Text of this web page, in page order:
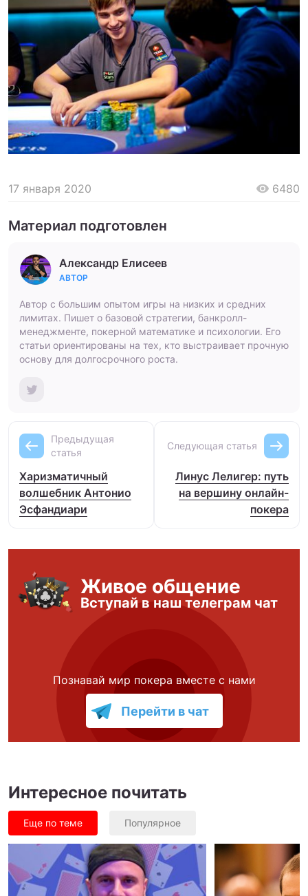
17 января 2020 6480
Материал подготовлен
Александр Елисеев
АВТОР
Автор с большим опытом игры на низких и средних
лимитах. Пишет о базовой стратегии, банкролл-
менеджменте, покерной математике и психологии. Его
статьи ориентированы на тех, кто выстраивает прочную
основу для долгосрочного роста.
Предыдущая
статья
Харизматичный
волшебник Антонио
Эсфандиари
Следующая статья
Линус Лелигер: путь
на вершину онлайн-
покера
Живое общение
Вступай в наш телеграм чат
Познавай мир покера вместе с нами
Перейти в чат
Интересное почитать
Еще по теме Популярное